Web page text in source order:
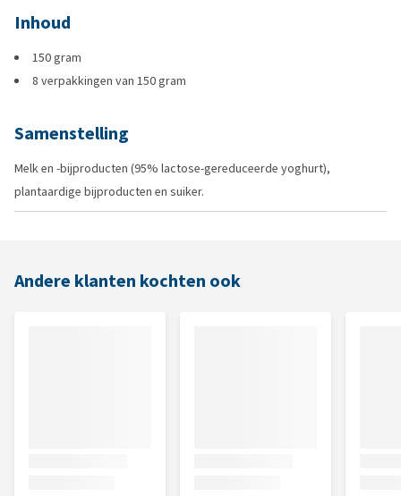
Inhoud
150 gram
8 verpakkingen van 150 gram
Samenstelling
Melk en -bijproducten (95% lactose-gereduceerde yoghurt),
plantaardige bijproducten en suiker.
Andere klanten kochten ook